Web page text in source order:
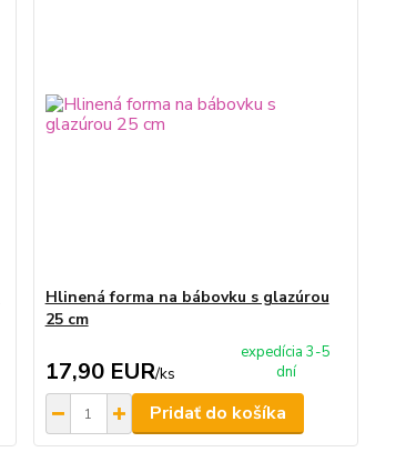
Hlinená forma na bábovku s glazúrou
25 cm
17,90 EUR/ks
expedícia 3-5
dní
Pridať do košíka